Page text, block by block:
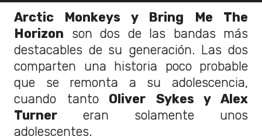
Arctic Monkeys y Bring Me The
Horizon son dos de las bandas más
destacables de su generación. Las dos
comparten una historia poco probable
que se remonta a su adolescencia,
cuando tantoOliver Sykes y Alex
Turner eran solamente unos
adolescentes.